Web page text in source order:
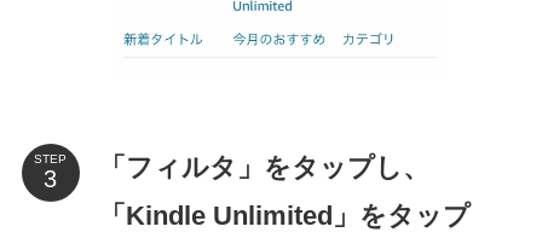
STEP
「フィルタ」をタップし、
「Kindle Unlimited」をタップ